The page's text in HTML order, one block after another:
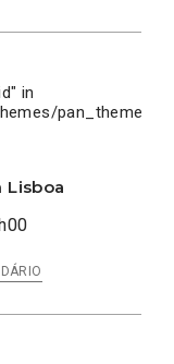
in
pan_theme/
Lisboa